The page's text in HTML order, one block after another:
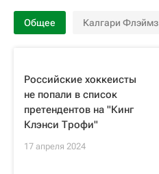
Общее Калгари Флэймз
Российские хоккеисты
не попали в список
претендентов на "Кинг
Клэнси Трофи"
17 апреля 2024